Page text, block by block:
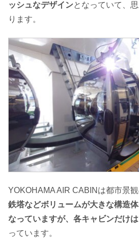
ッシュなデザインとなっていて、
ります。
YOKOHAMA AIR CABINは都市景観
鉄塔などボリュームが大きな構造
なっていますが、各キャビンだけ
っています。